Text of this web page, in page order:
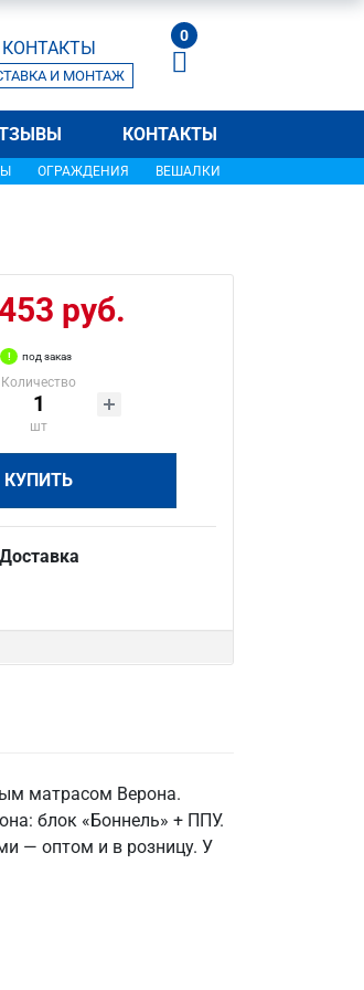
КОНТАКТЫ
И МОНТАЖ
0
КОНТАКТЫ
ОГРАЖДЕНИЯ ВЕШАЛКИ
руб.
под заказ
Количество
шт
КУПИТЬ
Доставка
матрасом Верона.
блок «Боннель» + ППУ.
— оптом и в розницу. У